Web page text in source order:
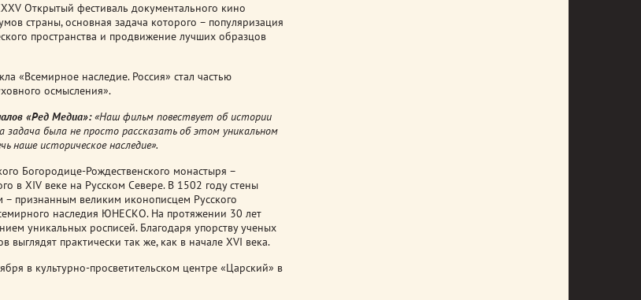
Открытый фестиваль документального кино
страны, основная задача которого – популяризация
пространства и продвижение лучших образцов
«Всемирное наследие. Россия» стал частью
осмысления».
«Ред Медиа»:«Наш фильм повествует об истории
была не просто рассказать об этом уникальном
наше историческое наследие».
Богородице-Рождественского монастыря –
в XIV веке на Русском Севере. В 1502 году стены
признанным великим иконописцем Русского
наследия ЮНЕСКО. На протяжении 30 лет
уникальных росписей. Благодаря упорству ученых
практически так же, как в начале XVI века.
в культурно-просветительском центре «Царский» в